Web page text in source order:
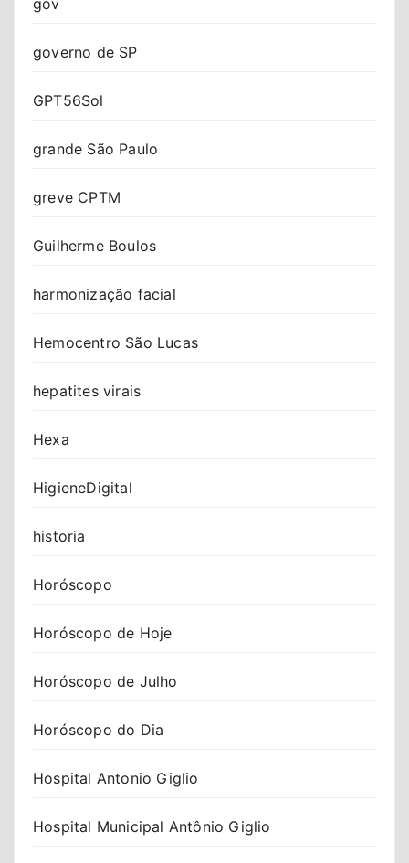
governo de SP
GPT56Sol
grande São Paulo
greve CPTM
Guilherme Boulos
harmonização facial
Hemocentro São Lucas
hepatites virais
Hexa
HigieneDigital
historia
Horóscopo
Horóscopo de Hoje
Horóscopo de Julho
Horóscopo do Dia
Hospital Antonio Giglio
Hospital Municipal Antônio Giglio